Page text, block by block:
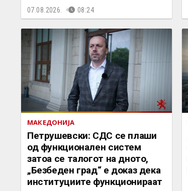
07.08.2026. 08:24
МАКЕДОНИЈА
Петрушевски: СДС се плаши
од функционален систем
затоа се талогот на дното,
„Безбеден град“ е доказ дека
институциите функционираат